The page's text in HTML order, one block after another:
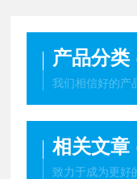
产品分类
我们相信好的产
相关文章
致力于成为更好